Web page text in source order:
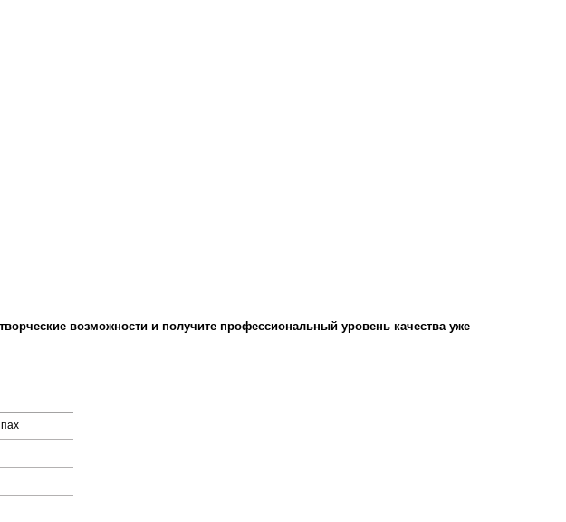
возможности и получите профессиональный уровень качества уже